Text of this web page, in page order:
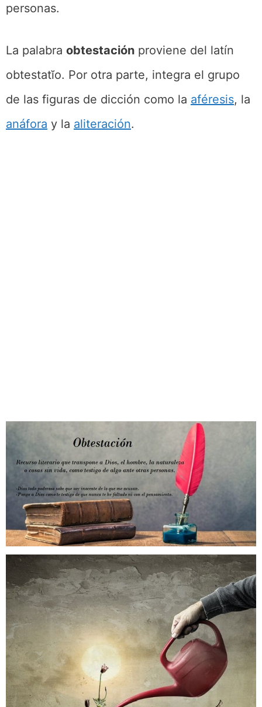
personas.
La palabra obtestación proviene del latín
obtestatĭo. Por otra parte, integra el grupo
de las figuras de dicción como la aféresis, la
anáfora y la aliteración.